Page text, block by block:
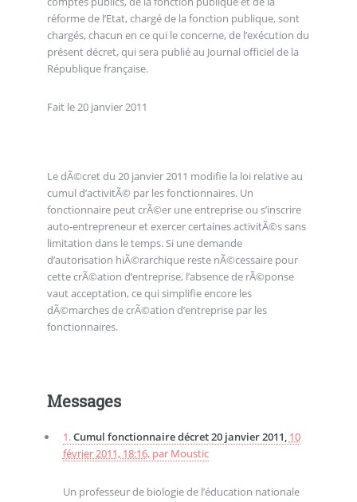
réforme de l’Etat, chargé de la fonction publique, sont
chargés, chacun en ce qui le concerne, de l’exécution du
présent décret, qui sera publié au Journal officiel de la
République française.
Fait le 20 janvier 2011
Le dÃ©cret du 20 janvier 2011 modifie la loi relative au
cumul d’activitÃ© par les fonctionnaires. Un
fonctionnaire peut crÃ©er une entreprise ou s’inscrire
auto-entrepreneur et exercer certaines activitÃ©s sans
limitation dans le temps. Si une demande
d’autorisation hiÃ©rarchique reste nÃ©cessaire pour
cette crÃ©ation d’entreprise, l’absence de rÃ©ponse
vaut acceptation, ce qui simplifie encore les
dÃ©marches de crÃ©ation d’entreprise par les
fonctionnaires.
Messages
1.Cumul fonctionnaire décret 20 janvier 2011, 10
février 2011, 18:16, par Moustic
Un professeur de biologie de l’éducation nationale